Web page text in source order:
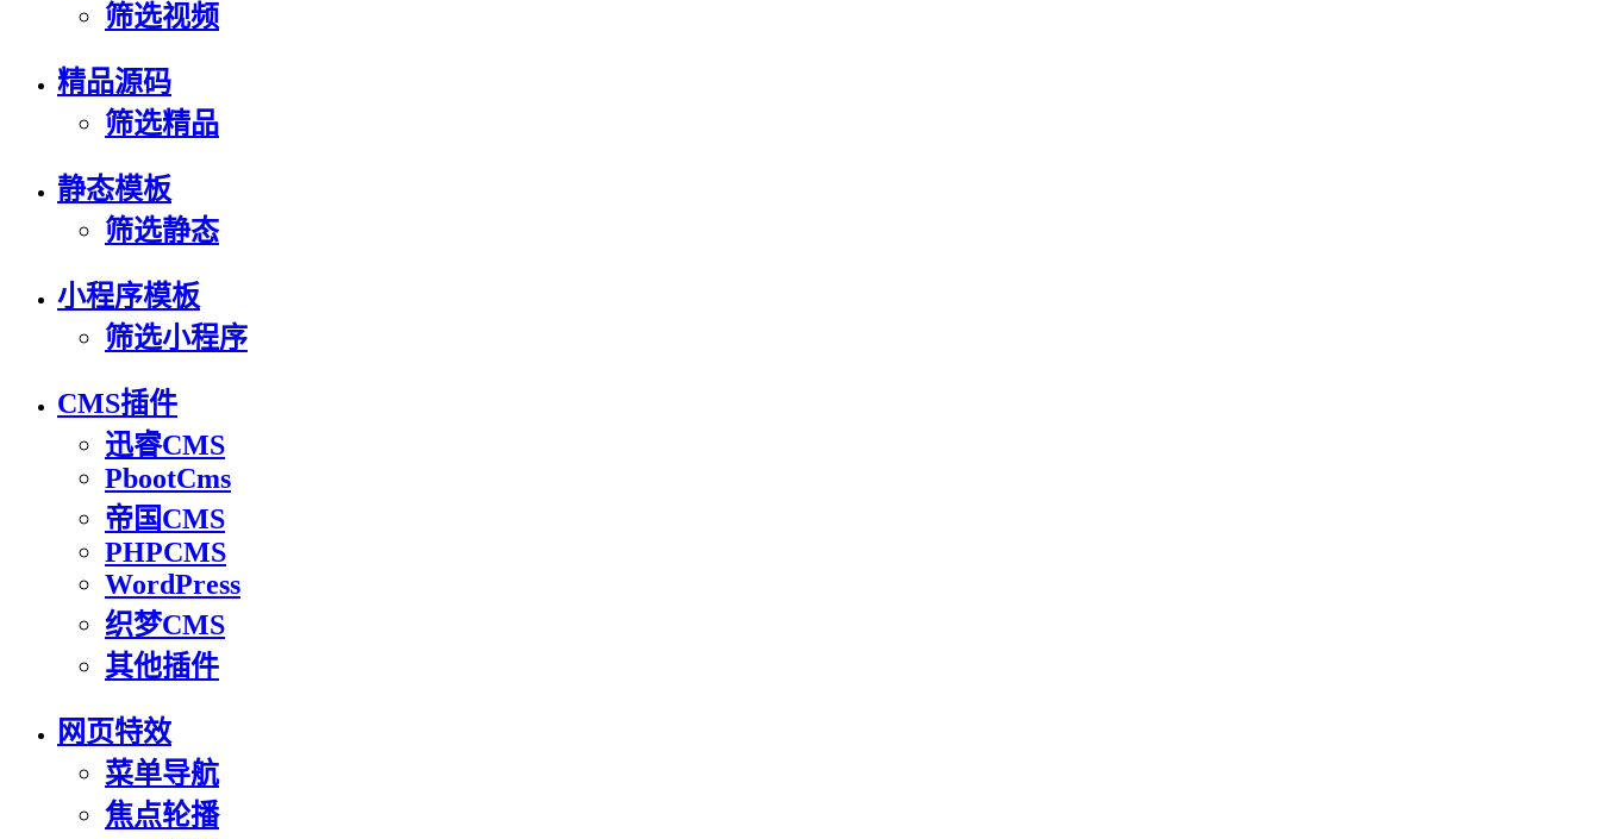
筛选视频
精品源码
筛选精品
静态模板
筛选静态
小程序模板
筛选小程序
CMS插件
迅睿CMS
PbootCms
帝国CMS
PHPCMS
WordPress
织梦CMS
其他插件
网页特效
菜单导航
焦点轮播